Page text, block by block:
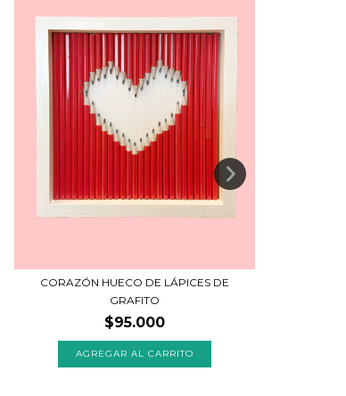
CORAZÓN HUECO DE LÁPICES DE
GRAFITO
$95.000